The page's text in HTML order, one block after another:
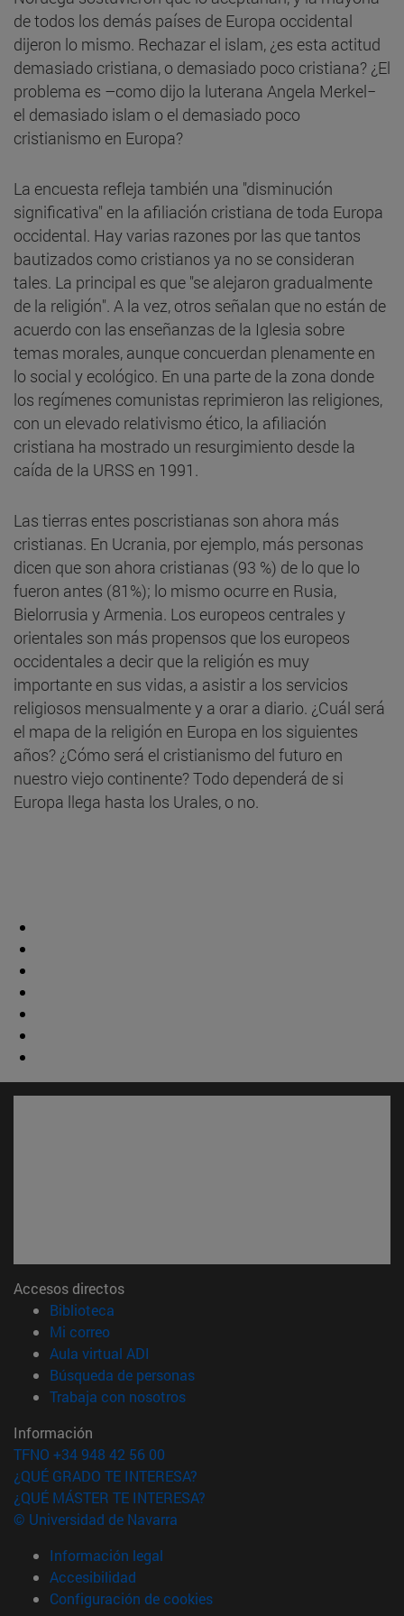
de todos los demás países de Europa occidental
dijeron lo mismo. Rechazar el islam, ¿es esta actitud
demasiado cristiana, o demasiado poco cristiana? ¿El
problema es –como dijo la luterana Angela Merkel−
el demasiado islam o el demasiado poco
cristianismo en Europa?
La encuesta refleja también una "disminución
significativa" en la afiliación cristiana de toda Europa
occidental. Hay varias razones por las que tantos
bautizados como cristianos ya no se consideran
tales. La principal es que "se alejaron gradualmente
de la religión". A la vez, otros señalan que no están de
acuerdo con las enseñanzas de la Iglesia sobre
temas morales, aunque concuerdan plenamente en
lo social y ecológico. En una parte de la zona donde
los regímenes comunistas reprimieron las religiones,
con un elevado relativismo ético, la afiliación
cristiana ha mostrado un resurgimiento desde la
caída de la URSS en 1991.
Las tierras entes poscristianas son ahora más
cristianas. En Ucrania, por ejemplo, más personas
dicen que son ahora cristianas (93 %) de lo que lo
fueron antes (81%); lo mismo ocurre en Rusia,
Bielorrusia y Armenia. Los europeos centrales y
orientales son más propensos que los europeos
occidentales a decir que la religión es muy
importante en sus vidas, a asistir a los servicios
religiosos mensualmente y a orar a diario. ¿Cuál será
el mapa de la religión en Europa en los siguientes
años? ¿Cómo será el cristianismo del futuro en
nuestro viejo continente? Todo dependerá de si
Europa llega hasta los Urales, o no.
Accesos directos
Biblioteca
Mi correo(abre en nueva ventana)
Aula virtual ADI
Búsqueda de personas(abre en nueva ventana)
Trabaja con nosotros(abre en nueva ventana)
Información
TFNO +34 948 42 56 00
¿QUÉ GRADO TE INTERESA?
¿QUÉ MÁSTER TE INTERESA?
© Universidad de Navarra
Información legal
Accesibilidad
Configuración de cookies